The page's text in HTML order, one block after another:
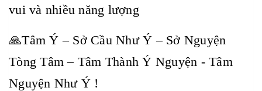
vui và nhiều năng lượng
🙏Tâm Ý – Sở Cầu Như Ý – Sở Nguyện
Tòng Tâm – Tâm Thành Ý Nguyện - Tâm
Nguyện Như Ý !